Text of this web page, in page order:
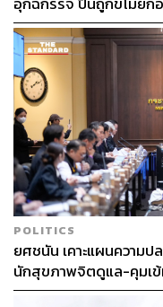
ความ Toxic ไม่ใช่เรื่อง
ร่างกายด้วย เพราะเรา
Toxic น้อยลง ซึ่งจริงๆ
อยู่สามวิธีที่จะเปลี่ยนแป
สมาธิภาวนาหรือ
ในสมอง, การบำบัดการ
สุดท้ายคือการใช้ยาเข้
โรคซึมเศร้ารุนแรงที่ต้อ
เงินเสียทองให้ต้องหงุ
แหละครับ
แต่ไม่ว่าจะเป็นวิธีไหน
ร่างกายของเราสงบลง
การใช้ ‘ตรรกะ’
POLITICS
ยศชนัน เคาะแผนความ
นักสุขภาพจิตดูแล-คุมเ